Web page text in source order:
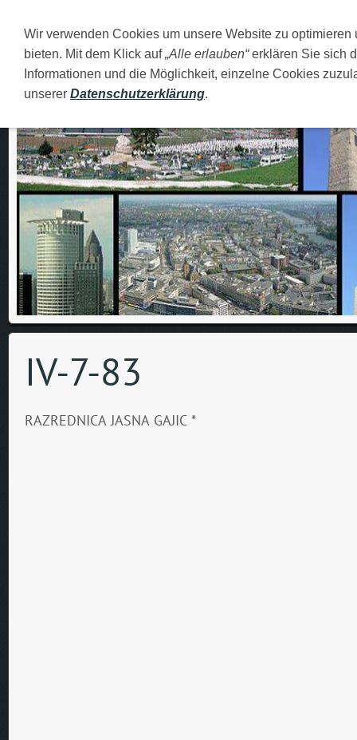
DEUTSCH O MENI FAMILIJA MOJI GRADOVI
IV-7-83
RAZREDNICA JASNA GAJIC *
Wir verwenden Cookies um unsere Website zu
bieten. Mit dem Klick auf„Alle erlauben“erklären Sie sich
Informationen und die Möglichkeit, einzelne Cookies
unserer Datenschutzerklärung.